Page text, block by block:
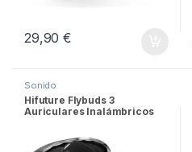
29,90€
Sonido
Hifuture Flybuds 3
Auriculares Inalámbricos